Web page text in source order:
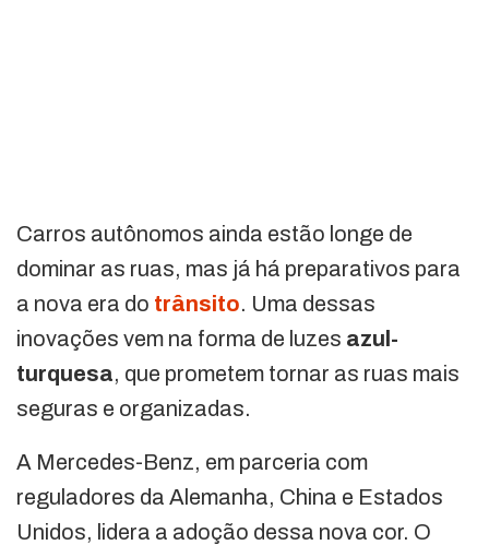
Carros autônomos ainda estão longe de
dominar as ruas, mas já há preparativos para
a nova era do trânsito. Uma dessas
inovações vem na forma de luzes azul-
turquesa, que prometem tornar as ruas mais
seguras e organizadas.
A Mercedes-Benz, em parceria com
reguladores da Alemanha, China e Estados
Unidos, lidera a adoção dessa nova cor. O